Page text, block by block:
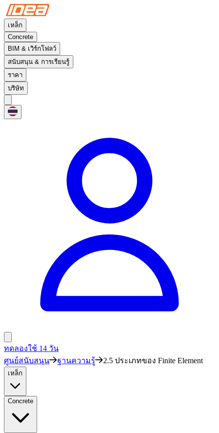
เหล็ก
Concrete
BIM & เวิร์กโฟลว์
สนับสนุน & การเรียนรู้
ราคา
บริษัท
ทดลองใช้ 14 วัน
ศูนย์สนับสนุน
ฐานความรู้ 2.5 ประเภทของ Finite Element
เหล็ก
Concrete